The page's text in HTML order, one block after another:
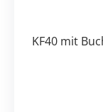
KF40 mit